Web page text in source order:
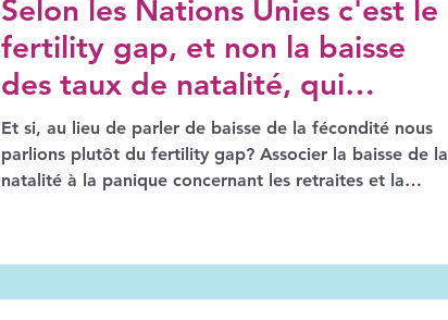
Selon les Nations Unies c'est le
fertility gap, et non la baisse
des taux de natalité, qui
constitue la véritable crise de la
fécondité
Et si, au lieu de parler de baisse de la fécondité nous
parlions plutôt du fertility gap? Associer la baisse de la
natalité à la panique concernant les retraites et la